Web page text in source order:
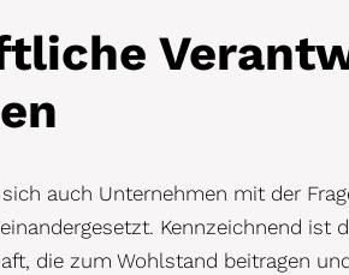
auch Unternehmen mit der
Kennzeichnend ist
die zum Wohlstand beitragen